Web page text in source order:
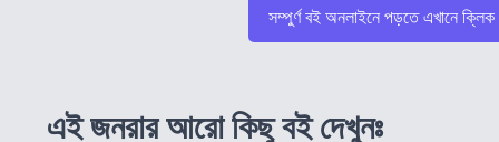
সম্পুর্ণ বই অনলাইনে পড়তে এখানে
এই জনরার আরো কিছু বই দেখুনঃ